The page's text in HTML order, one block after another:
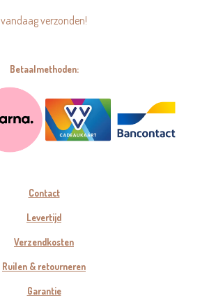
vandaag verzonden!
Betaalmethoden:
Contact
Levertijd
Verzendkosten
Ruilen & retourneren
Garantie